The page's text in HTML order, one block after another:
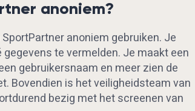
anoniem?
anoniem gebruiken. Je
te vermelden. Je maakt een
gebruikersnaam en meer zien de
Bovendien is het veiligheidsteam van
bezig met het screenen van